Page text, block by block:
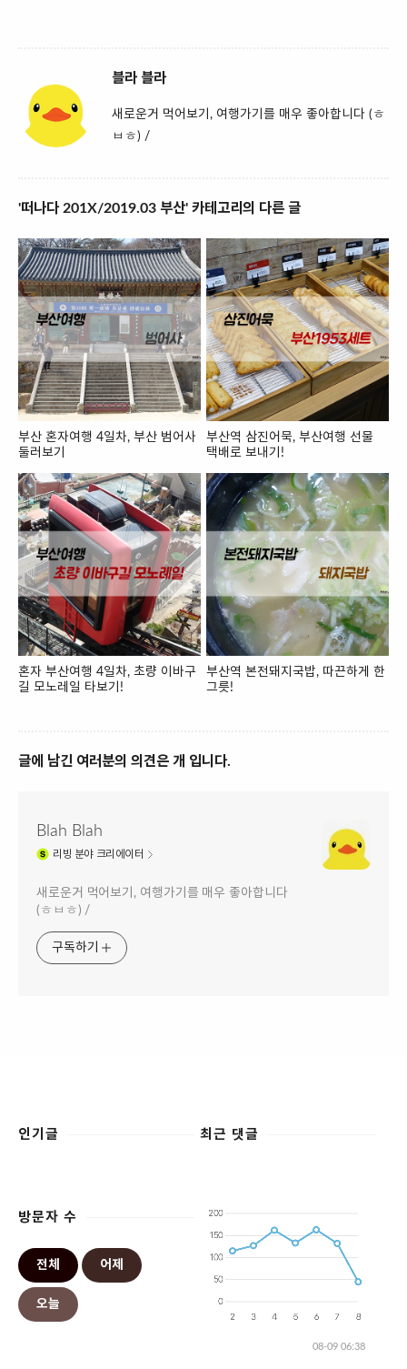
블라 블라
새로운거 먹어보기, 여행가기를 매우 좋아합니다 (ㅎ
ㅂㅎ) /
'떠나다 201X/2019.03 부산' 카테고리의 다른 글
부산 혼자여행 4일차, 부산 범어사
둘러보기
부산역 삼진어묵, 부산여행 선물
택배로 보내기!
혼자 부산여행 4일차, 초량 이바구
길 모노레일 타보기!
부산역 본전돼지국밥, 따끈하게 한
그릇!
글에 남긴 여러분의 의견은 개 입니다.
Blah Blah
리빙 분야 크리에이터
새로운거 먹어보기, 여행가기를 매우 좋아합니다
(ㅎㅂㅎ) /
구독하기
인기글 최근 댓글
방문자 수
전체 어제
오늘
08-09 06:38